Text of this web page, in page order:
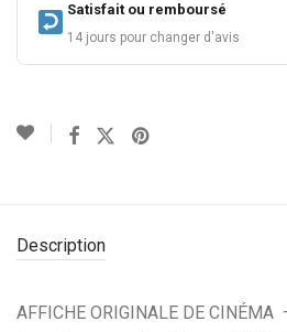
Satisfait ou remboursé
14 jours pour changer d'avis
Description
AFFICHE ORIGINALE DE CINÉMA